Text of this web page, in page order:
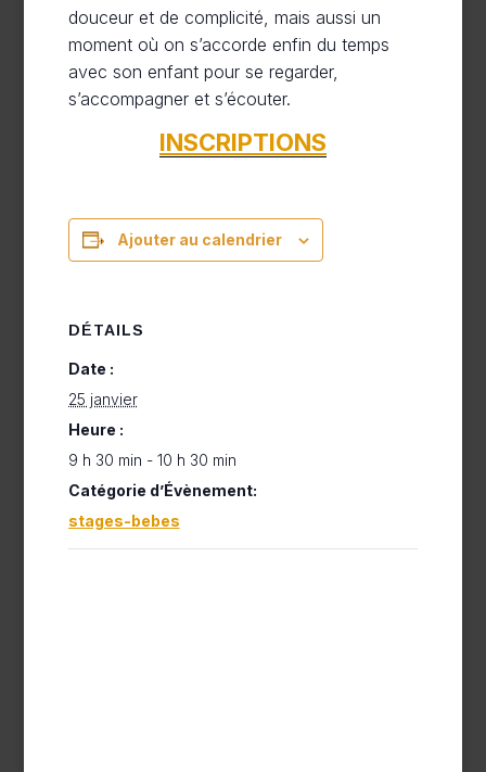
douceur et de complicité, mais aussi un
moment où on s’accorde enfin du temps
avec son enfant pour se regarder,
s’accompagner et s’écouter.
INSCRIPTIONS
Ajouter au calendrier
DÉTAILS
Date :
25 janvier
Heure :
9 h 30 min - 10 h 30 min
Catégorie d’Évènement:
stages-bebes